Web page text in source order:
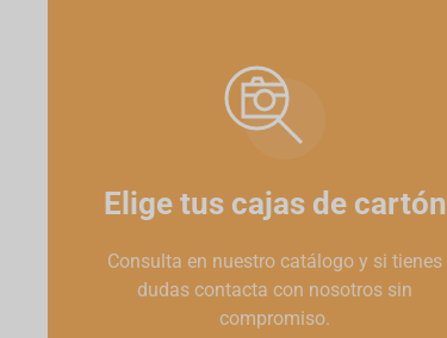
Elige tus cajas de cartón
Consulta en nuestro catálogo y si tienes
dudas contacta con nosotros sin
compromiso.